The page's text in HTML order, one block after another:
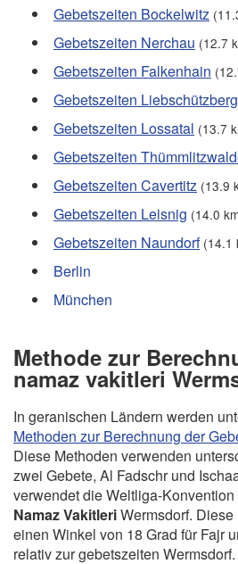
Gebetszeiten Bockelwitz
Gebetszeiten Nerchau (12.7
Gebetszeiten Falkenhain
Gebetszeiten Liebschützberg
Gebetszeiten Lossatal (13.7
Gebetszeiten
Gebetszeiten Cavertitz (13.9
Gebetszeiten Leisnig (14.0
Gebetszeiten Naundorf (14.1
Berlin
München
Methode zur
namaz vakitleri
In geranischen Ländern werden
Methoden zur Berechnung der
Diese Methoden verwenden
zwei Gebete, Al Fadschr und
verwendet die Weltliga-
Namaz VakitleriWermsdorf.
einen Winkel von 18 Grad für Fajr
relativ zur gebetszeiten Wermsdorf.